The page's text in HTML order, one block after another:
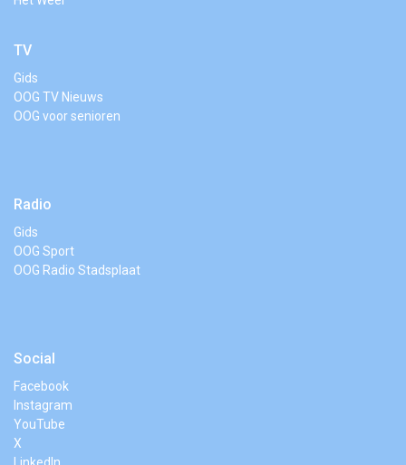
TV
Gids
OOG TV Nieuws
OOG voor senioren
Radio
Gids
OOG Sport
OOG Radio Stadsplaat
Social
Facebook
Instagram
YouTube
X
LinkedIn